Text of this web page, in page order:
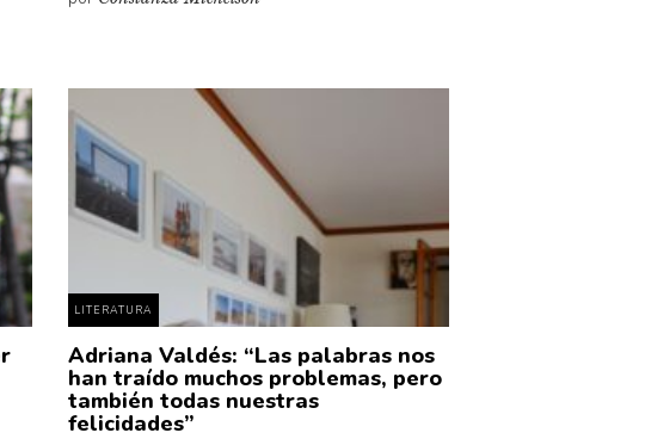
LITERATURA
Adriana Valdés: “Las palabras nos
han traído muchos problemas, pero
también todas nuestras
felicidades”